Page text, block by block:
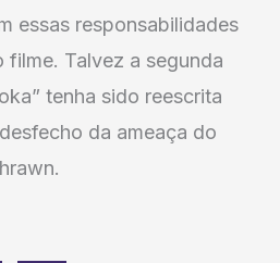
essas responsabilidades
filme. Talvez a segunda
tenha sido reescrita
da ameaça do